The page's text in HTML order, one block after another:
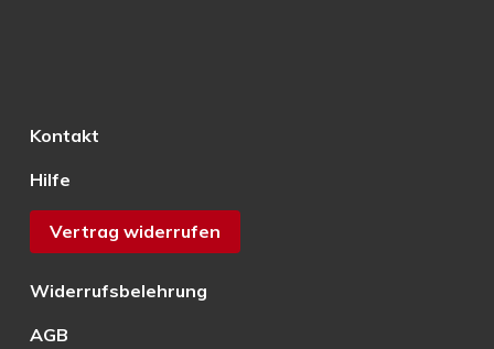
Kontakt
Hilfe
Vertrag widerrufen
Widerrufsbelehrung
AGB